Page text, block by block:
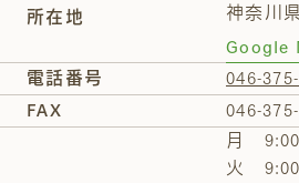
所在地
神奈川
Google
電話番号
046-
FAX
046-
月
火